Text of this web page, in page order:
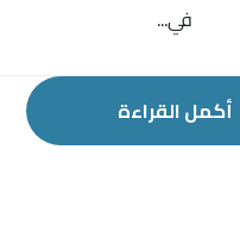
في...
أكمل القراءة